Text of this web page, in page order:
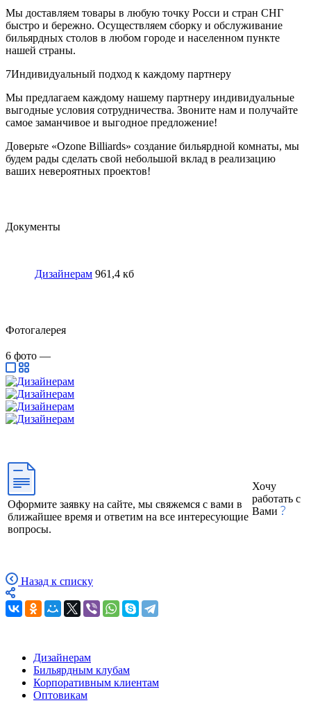
Мы доставляем товары в любую точку Росси и стран СНГ
быстро и бережно. Осуществляем сборку и обслуживание
бильярдных столов в любом городе и населенном пункте
нашей страны.
7Индивидуальный подход к каждому партнеру
Мы предлагаем каждому нашему партнеру индивидуальные
выгодные условия сотрудничества. Звоните нам и получайте
самое заманчивое и выгодное предложение!
Доверьте «Ozone Billiards» создание бильярдной комнаты, мы
будем рады сделать свой небольшой вклад в реализацию
ваших невероятных проектов!
Документы
Дизайнерам 961,4 кб
Фотогалерея
6 фото —
Оформите заявку на сайте, мы свяжемся с вами в
ближайшее время и ответим на все интересующие
вопросы.
Хочу
работать с
Вами
Назад к списку
Дизайнерам
Бильярдным клубам
Корпоративным клиентам
Оптовикам